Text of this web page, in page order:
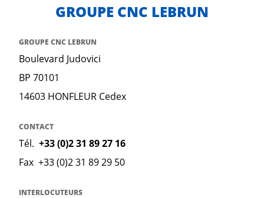
GROUPE CNC LEBRUN
GROUPE CNC LEBRUN
Boulevard Judovici
BP 70101
14603 HONFLEUR Cedex
CONTACT
Tél. +33 (0)2 31 89 27 16
Fax +33 (0)2 31 89 29 50
INTERLOCUTEURS